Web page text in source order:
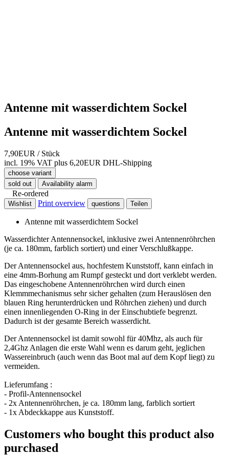
Antenne mit wasserdichtem Sockel
Antenne mit wasserdichtem Sockel
7,90EUR / Stück
incl. 19% VAT plus 6,20EUR DHL-Shipping
choose variant
sold out
Availability alarm
Re-ordered
Wishlist Print overview questions Teilen
Antenne mit wasserdichtem Sockel
Wasserdichter Antennensockel, inklusive zwei Antennenröhrchen
(je ca. 180mm, farblich sortiert) und einer Verschlußkappe.
Der Antennensockel aus, hochfestem Kunststoff, kann einfach in
eine 4mm-Borhung am Rumpf gesteckt und dort verklebt werden.
Das eingeschobene Antennenröhrchen wird durch einen
Klemmmechanismus sehr sicher gehalten (zum Herauslösen den
blauen Ring herunterdrücken und Röhrchen ziehen) und durch
einen innenliegenden O-Ring in der Einschubtiefe begrenzt.
Dadurch ist der gesamte Bereich wasserdicht.
Der Antennensockel ist damit sowohl für 40Mhz, als auch für
2,4Ghz Anlagen die erste Wahl wenn es darum geht, jeglichen
Wassereinbruch (auch wenn das Boot mal auf dem Kopf liegt) zu
vermeiden.
Lieferumfang :
- Profil-Antennensockel
- 2x Antennenröhrchen, je ca. 180mm lang, farblich sortiert
- 1x Abdeckkappe aus Kunststoff.
Customers who bought this product also
purchased